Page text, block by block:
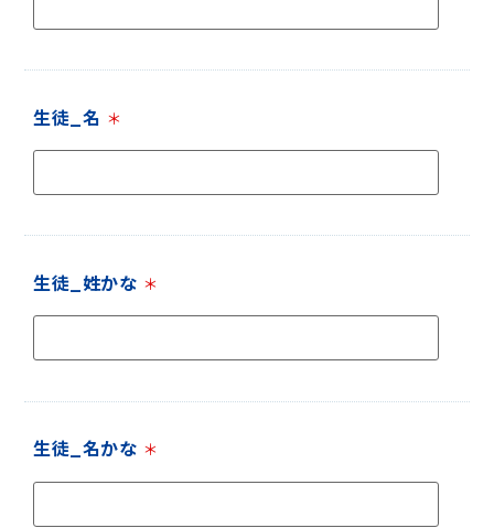
生徒_名 ＊
生徒_姓かな ＊
生徒_名かな ＊